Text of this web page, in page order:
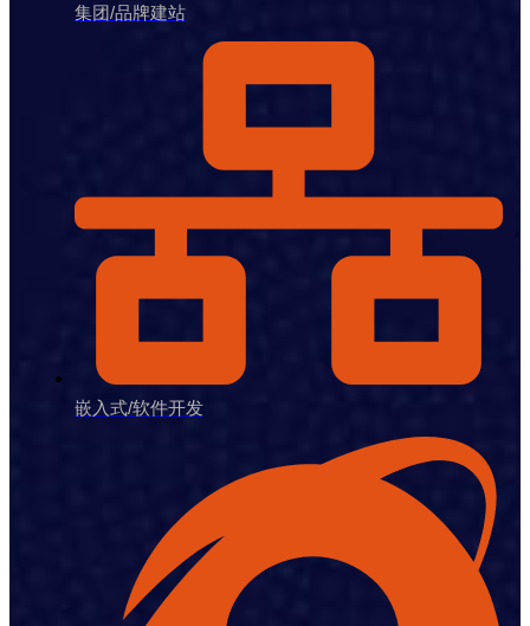
集团/品牌建站
嵌入式/软件开发